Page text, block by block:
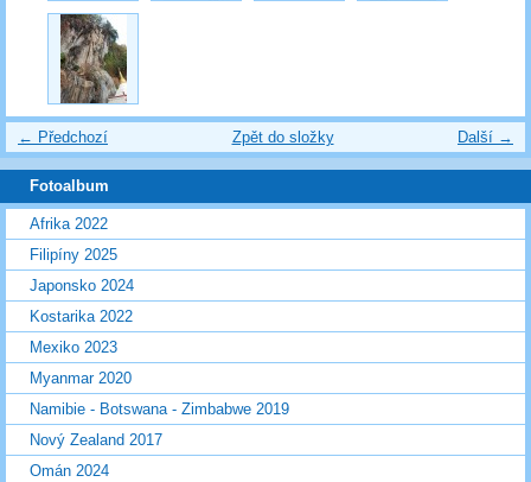
← Předchozí Další →
Zpět do složky
Fotoalbum
Afrika 2022
Filipíny 2025
Japonsko 2024
Kostarika 2022
Mexiko 2023
Myanmar 2020
Namibie - Botswana - Zimbabwe 2019
Nový Zealand 2017
Omán 2024